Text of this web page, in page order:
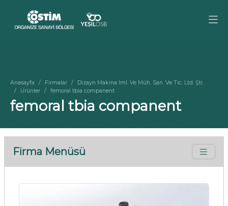
Anasayfa Firmalar
Dizayn Makina İml. Ve Müh. San. Ve Tic. Ltd. Şti.
Ürünler
femoral tbia companent
femoral tbia companent
Firma Menüsü